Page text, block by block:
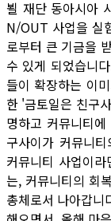
뵐 재단 동아시아
N/OUT 사업을 실
로부터 큰 기금을
수 있게 되었습니
들이 확장하는 이
한 '금토일은 친구
명하고 커뮤니티
구사이가 커뮤니
커뮤니티 사업이
는, 커뮤니티의 회
총체로서 나아갑